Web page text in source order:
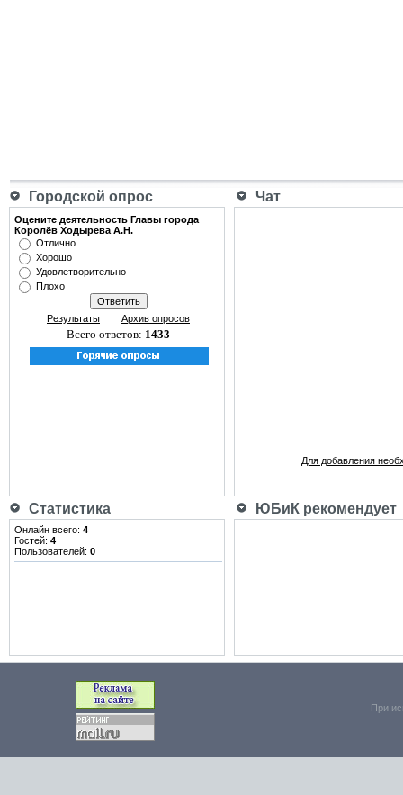
Городской опрос Чат
Оцените деятельность Главы города
Королёв Ходырева А.Н.
Отлично
Хорошо
Удовлетворительно
Плохо
Результаты Архив опросов
Всего ответов: 1433
Для добавления
Статистика ЮБиК рекомендует
Онлайн всего: 4
Гостей: 4
Пользователей: 0
При